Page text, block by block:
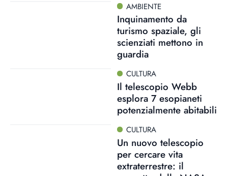
AMBIENTE
Inquinamento da
turismo spaziale, gli
scienziati mettono in
guardia
CULTURA
Il telescopio Webb
esplora 7 esopianeti
potenzialmente abitabili
CULTURA
Un nuovo telescopio
per cercare vita
extraterrestre: il